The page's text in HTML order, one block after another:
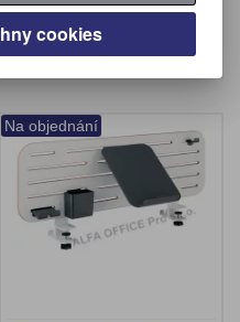
8 010 Kč (bez DPH:)
Na objednání
cookies